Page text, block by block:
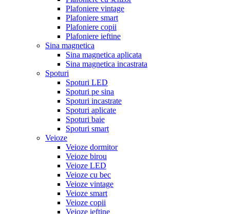
Plafoniere vintage
Plafoniere smart
Plafoniere copii
Plafoniere ieftine
Sina magnetica
Sina magnetica aplicata
Sina magnetica incastrata
Spoturi
Spoturi LED
Spoturi pe sina
Spoturi incastrate
Spoturi aplicate
Spoturi baie
Spoturi smart
Veioze
Veioze dormitor
Veioze birou
Veioze LED
Veioze cu bec
Veioze vintage
Veioze smart
Veioze copii
Veioze ieftine